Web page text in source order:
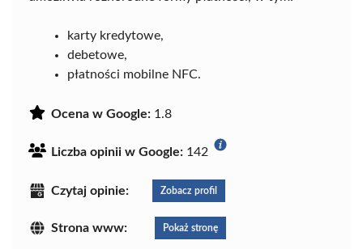
karty kredytowe,
debetowe,
płatności mobilne NFC.
Ocena w Google: 1.8
Liczba opinii w Google: 142
Czytaj opinie: Zobacz profil
Strona www: Pokaż stronę